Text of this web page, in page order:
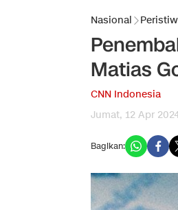
Nasional
Matias
CNN Indonesia
Jumat, 12 Apr
Bagikan: